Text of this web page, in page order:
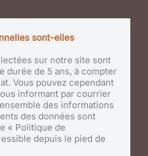
sont-elles
sur notre site sont
durée de 5 ans, à compter
Vous pouvez cependant
informant par courrier
des informations
des données sont
« Politique de
depuis le pied de